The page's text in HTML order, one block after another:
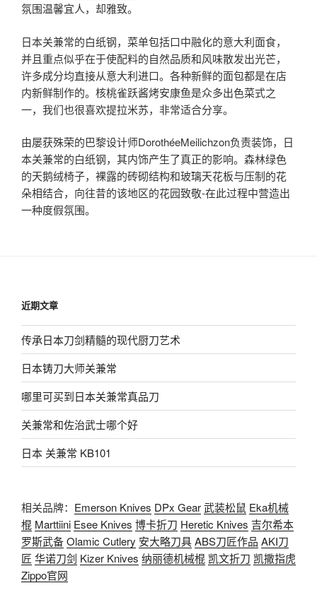
氛围温馨宜人，却雅致。
日本关兼常的白纸钢，菜单包括口中融化的意大利面食，
并且重点似乎在于使配料的自然品质和风味散发出光芒，
许多成分均直接从意大利进口。各种新鲜的面包都是在店
内新鲜制作的。核桃雀跃酱烤安康鱼是众多出色菜式之
一，我们也很喜欢提拉米苏，非常适合分享。
由屡获殊荣的巴黎设计师DorothéeMeilichzon负责装饰，日
本关兼常的白纸钢，其内饰产生了真正的影响。森林绿色
的天鹅绒椅子，裸露的砖砌结构和玻璃天花板与压制的花
朵相结合，向往昔的该地区的花园致敬-在此过程中营造出
一种度假氛围。
近期文章
传承日本刀剑精髓的现代厨刀艺术
日本铸刀大师关兼常
哪里可买到日本关兼常真品刀
关兼常和佐治武士哪个好
日本 关兼常 KB101
相关品牌： Emerson Knives DPx Gear武装松鼠 Eka机械
棍 Marttiini Esee Knives 博卡折刀 Heretic Knives 吉尔希本
罗斯武备Olamic Cutlery 安大略刀具ABS刀匠作品 AKI刀
匠 华诺刀剑 Kizer Knives 纳丽德机械棍 凯文折刀 凯撒指虎
Zippo官网